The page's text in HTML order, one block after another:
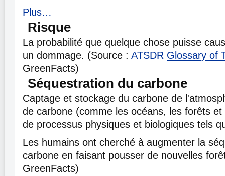
Plus…
Risque
La probabilité que quelque chose puisse
un dommage. (Source : ATSDR Glossary of
GreenFacts)
Séquestration du carbone
Captage et stockage du carbone de
de carbone (comme les océans, les forêts
de processus physiques et biologiques tels
Les humains ont cherché à augmenter la
carbone en faisant pousser de nouvelles
GreenFacts)